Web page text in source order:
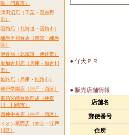
阪・門真市）
津田沼店（千葉・習志野
市）
函館店（北海道・函館市）
練馬平和台店（東京・練馬
区）
伊達店（北海道・伊達市）
東加古川店（兵庫・加古川
市）
姫路店（兵庫・姫路市）
神戸学園店（神戸・西区）
東急宮崎台駅前店（神奈
川・川崎市）
西神中央店（神戸・西区）
イオン葛西店（東京・江戸
川区）
● 仔犬ＰＲ
● 販売店舗情報
店舗名
郵便番号
住所